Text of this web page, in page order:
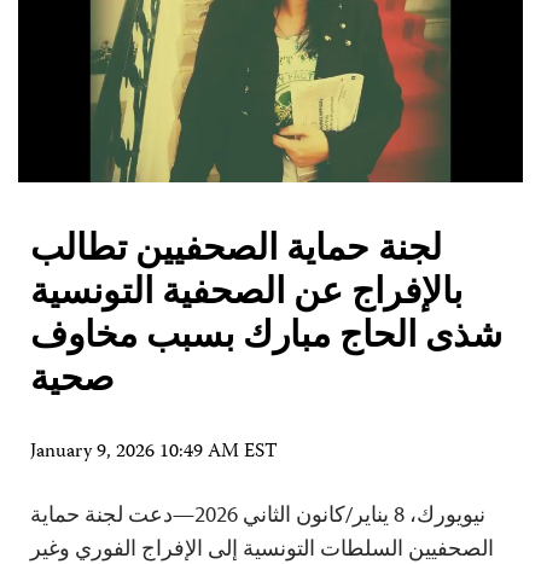
لجنة حماية الصحفيين تطالب
بالإفراج عن الصحفية التونسية
شذى الحاج مبارك بسبب مخاوف
صحية
January 9, 2026 10:49 AM EST
نيويورك، 8 يناير/كانون الثاني 2026—دعت لجنة حماية
الصحفيين السلطات التونسية إلى الإفراج الفوري وغير